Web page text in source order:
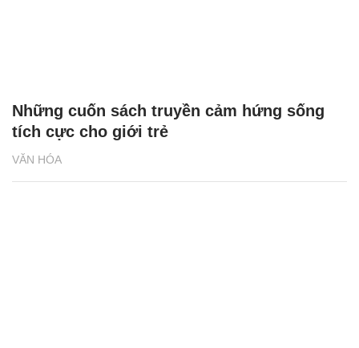
VĂN HÓA
Những cuốn sách truyền cảm hứng sống
tích cực cho giới trẻ